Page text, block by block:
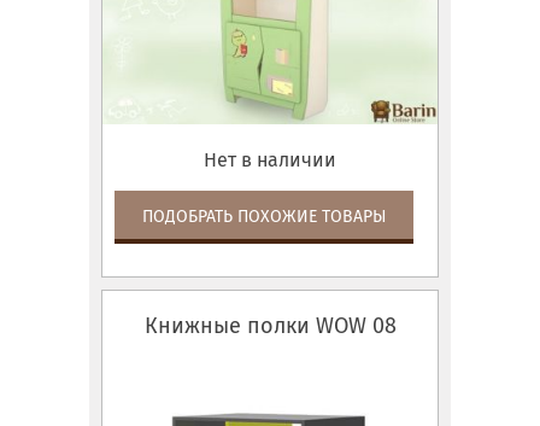
Нет в наличии
ПОДОБРАТЬ ПОХОЖИЕ ТОВАРЫ
Книжные полки WOW 08